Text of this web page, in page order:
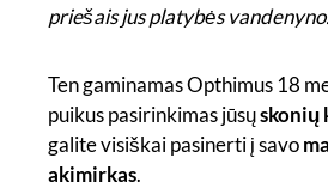
priešais jus platybės vandenyno.
Ten gaminamas Opthimus 18
puikus pasirinkimas jūsųskonių
galite visiškai pasinerti į savo
akimirkas.